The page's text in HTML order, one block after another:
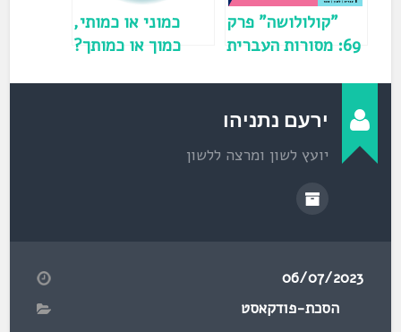
ש
)
"קולולושה" פרק
69: מסורות העברית
כמוני או כמותי,
כמוך או כמותך?
ירעם נתניהו
יועץ לשון ומרצה ללשון
06/07/2023
הסכת-פודקאסט